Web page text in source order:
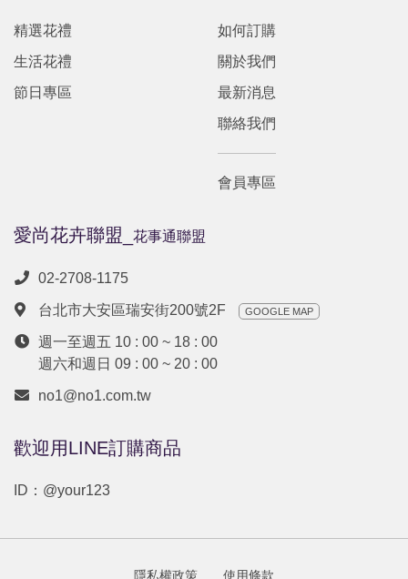
精選花禮
生活花禮
節日專區
如何訂購
關於我們
最新消息
聯絡我們
會員專區
愛尚花卉聯盟_ 花事通聯盟
02-2708-1175
台北市大安區瑞安街200號2F GOOGLE MAP
週一至週五 10 : 00 ~ 18 : 00
週六和週日 09 : 00 ~ 20 : 00
no1@no1.com.tw
歡迎用LINE訂購商品
ID： @your123
隱私權政策 使用條款